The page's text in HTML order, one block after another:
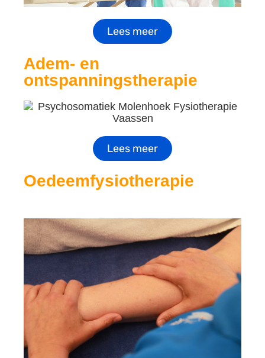
Lees meer
Adem- en
ontspanningstherapie
Lees meer
Oedeemfysiotherapie